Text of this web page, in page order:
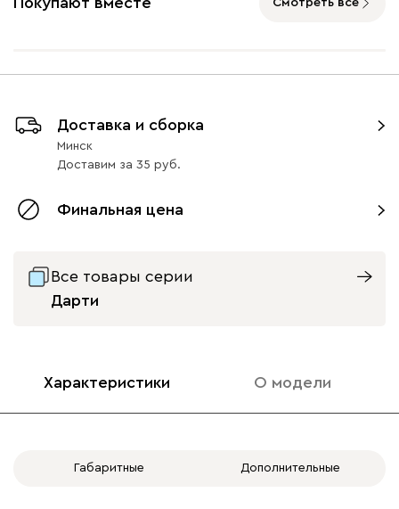
Смотреть все
Доставка и сборка
Минск
Доставим за 35
Финальная цена
Все товары серии
Дарти
Характеристики О модели
Габаритные Дополнительные